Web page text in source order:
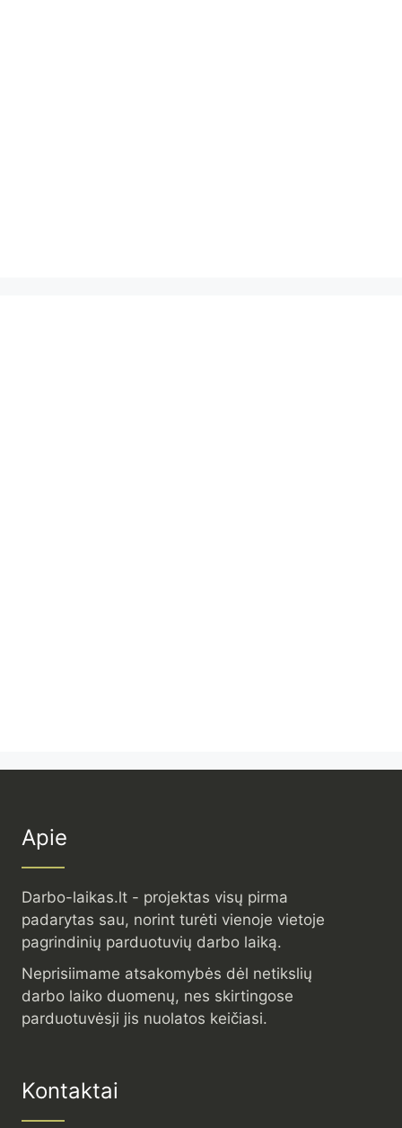
Apie
Darbo-laikas.lt - projektas visų pirma
padarytas sau, norint turėti vienoje vietoje
pagrindinių parduotuvių darbo laiką.
Neprisiimame atsakomybės dėl netikslių
darbo laiko duomenų, nes skirtingose
parduotuvėsji jis nuolatos keičiasi.
Kontaktai